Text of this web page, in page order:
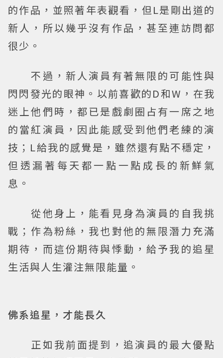
的作品，並照著年表觀看，但L是剛出道的
新人，所以幾乎沒有作品，甚至連訪問都
很少。
不過，新人演員有著無限的可能性與
閃閃發光的眼神。以前喜歡的D和W，在我
迷上他們時，都已是戲劇圈占有一席之地
的當紅演員，因此能感受到他們老練的演
技；L給我的感覺是，雖然還有點不穩定，
但透漏著每天都一點一點成長的新鮮氣
息。
從他身上，能看見身為演員的自我挑
戰；作為粉絲，我也對他的無限潛力充滿
期待，而這份期待與悸動，給予我的追星
生活與人生灌注無限能量。
佛系追星，才能長久
正如我前面提到，追演員的最大優點